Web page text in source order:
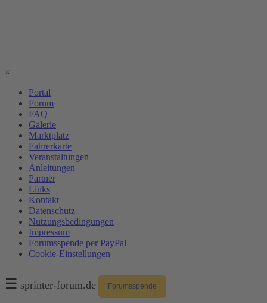
×
Portal
Forum
FAQ
Galerie
Marktplatz
Fahrerkarte
Veranstaltungen
Anleitungen
Partner
Links
Kontakt
Datenschutz
Nutzungsbedingungen
Impressum
Forumsspende per PayPal
Cookie-Einstellungen
☰ sprinter-forum.de Forumsspende